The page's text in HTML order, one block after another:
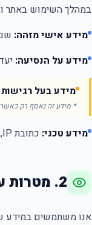
במהלך השימוש באתר
מידע אישי מזהה:
מידע על הנסיעה:
מידע בעל
* מידע זה נאסף רק כאשר
מידע טכני: כתובת IP, סוג דפדפן, נתוני גלישה וזיהוי מכשיר (באמצעות עוגיות - Cookies).
2. מטרות עיבוד המידע
אנו משתמשים במידע